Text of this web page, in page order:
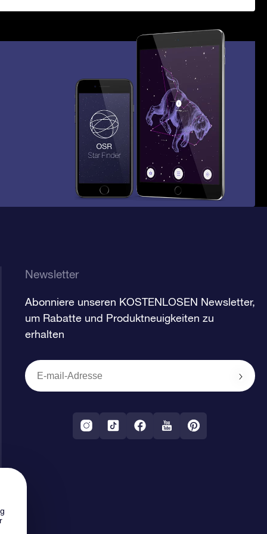
Newsletter
Abonniere unseren KOSTENLOSEN Newsletter,
um Rabatte und Produktneuigkeiten zu
erhalten